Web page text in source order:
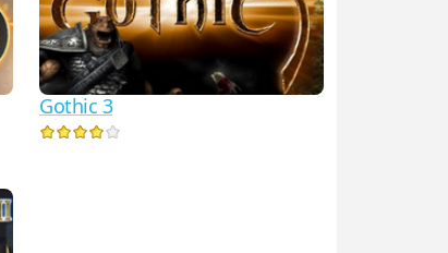
Gothic 3